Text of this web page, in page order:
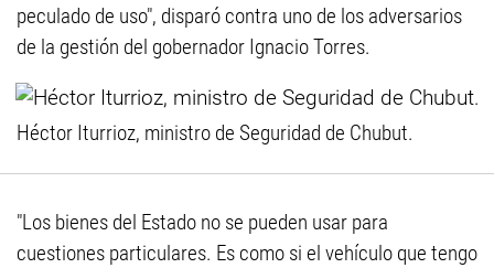
peculado de uso", disparó contra uno de los adversarios
de la gestión del gobernador Ignacio Torres.
Héctor Iturrioz, ministro de Seguridad de Chubut.
"Los bienes del Estado no se pueden usar para
cuestiones particulares. Es como si el vehículo que tengo